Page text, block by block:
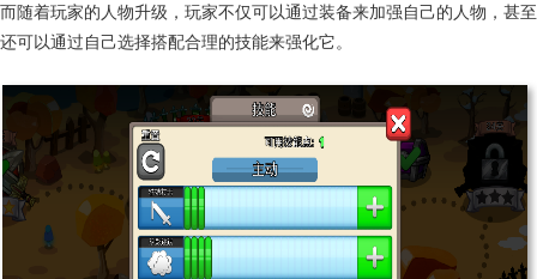
而随着玩家的人物升级，玩家不仅可以通过装备来加强自己的人物，甚至
还可以通过自己选择搭配合理的技能来强化它。